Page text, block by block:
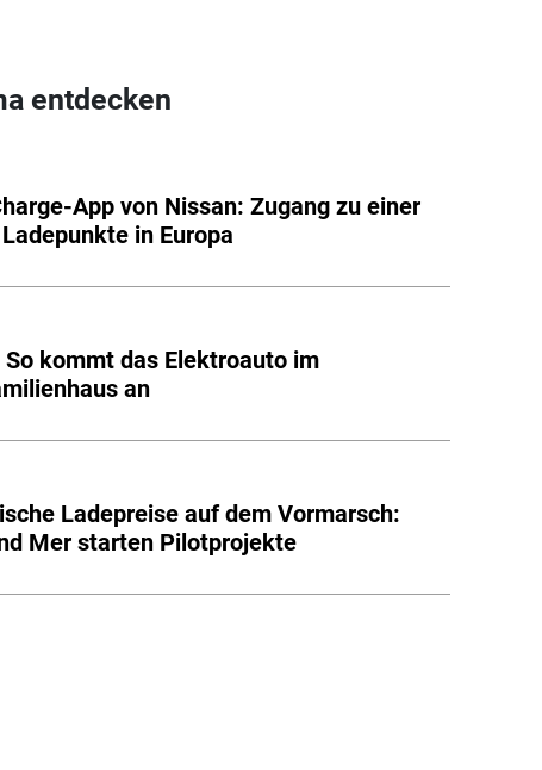
entdecken
App von Nissan: Zugang zu einer
in Europa
So kommt das Elektroauto im
an
Ladepreise auf dem Vormarsch:
Mer starten Pilotprojekte